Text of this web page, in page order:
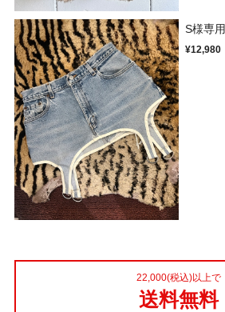
S様専用
¥12,980
22,000(税込)以上で
送料無料